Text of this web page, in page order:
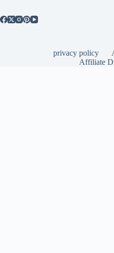
privacy policy
Affiliate